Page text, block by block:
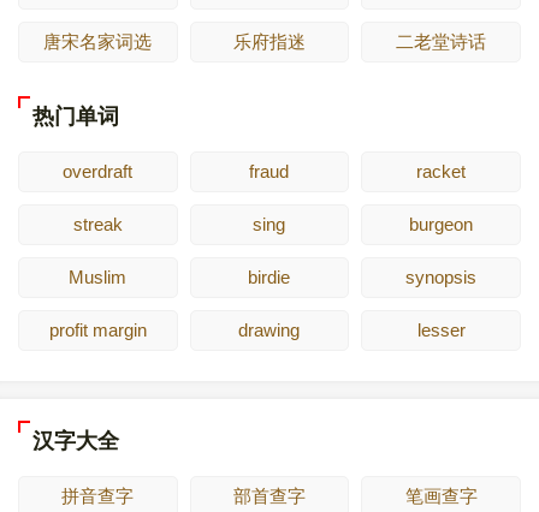
唐宋名家词选 乐府指迷 二老堂诗话
热门单词
overdraft fraud racket
streak sing burgeon
Muslim birdie synopsis
profit margin drawing lesser
汉字大全
拼音查字 部首查字 笔画查字